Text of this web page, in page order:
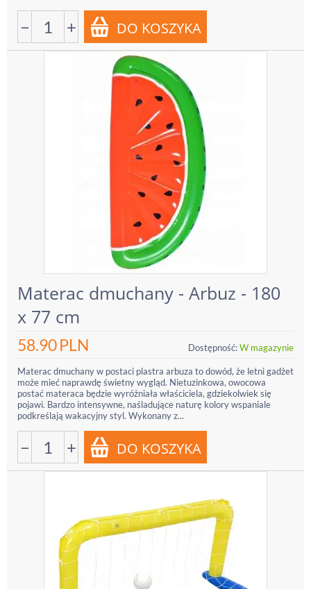
− +
Materac dmuchany - Arbuz - 180
x 77 cm
58.90PLN Dostępność:W magazynie
Materac dmuchany w postaci plastra arbuza to dowód, że letni gadżet
może mieć naprawdę świetny wygląd. Nietuzinkowa, owocowa
postać materaca będzie wyróżniała właściciela, gdziekolwiek się
pojawi. Bardzo intensywne, naśladujące naturę kolory wspaniale
podkreślają wakacyjny styl. Wykonany z...
− +